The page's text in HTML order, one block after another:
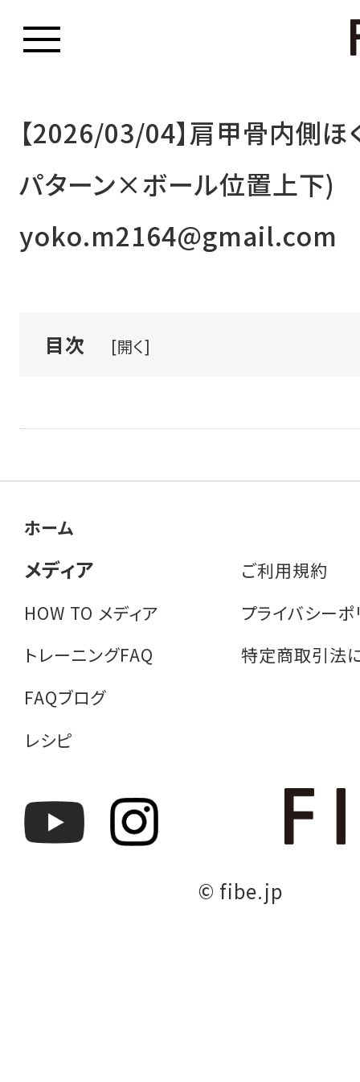
【2026/03/04】肩甲骨内側ほ
パターン×ボール位置上下)
yoko.m2164@gmail.com
目次 [開く]
ホーム
メディア
HOW TO メディア
トレーニングFAQ
FAQブログ
レシピ
ご利用規約
プライバシー
特定商取引法
© fibe.jp